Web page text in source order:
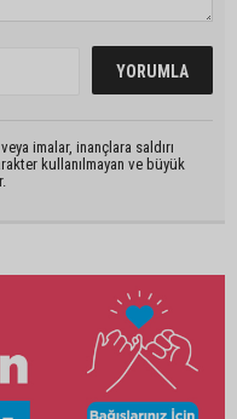
imalar, inançlara saldırı
kullanılmayan ve büyük